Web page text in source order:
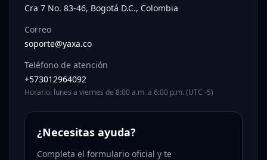
Cra 7 No. 83-46, Bogotá D.C., Colombia
Correo
soporte@yaxa.co
Teléfono de atención
+573012964092
Horario: lunes a viernes de 8:00 a.m. a 6:00 p.m. (UTC -5)
¿Necesitas ayuda?
Completa el formulario oficial y te